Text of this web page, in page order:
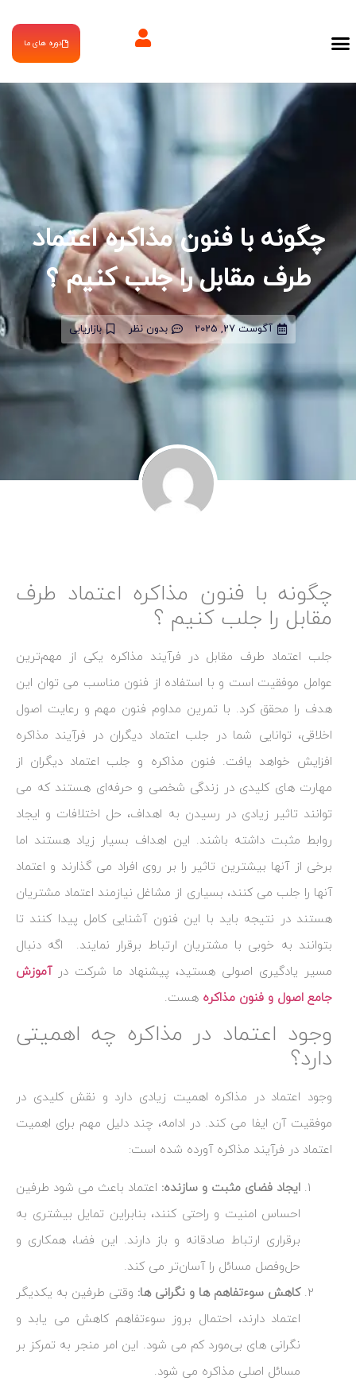
دوره های ما
چگونه با فنون مذاکره اعتماد
طرف مقابل را جلب کنیم ؟
آگوست 27, 2025 بدون نظر بازاریابی
چگونه با فنون مذاکره اعتماد طرف
مقابل را جلب کنیم ؟
جلب اعتماد طرف مقابل در فرآیند مذاکره یکی از مهم‌ترین
عوامل موفقیت است و با استفاده از فنون مناسب می ‌توان این
هدف را محقق کرد. با تمرین مداوم فنون مهم و رعایت اصول
اخلاقی، توانایی شما در جلب اعتماد دیگران در فرآیند مذاکره
افزایش خواهد یافت. فنون مذاکره و جلب اعتماد دیگران از
مهارت‌ های کلیدی در زندگی شخصی و حرفه‌ای هستند که می‌
توانند تاثیر زیادی در رسیدن به اهداف، حل اختلافات و ایجاد
روابط مثبت داشته باشند. این اهداف بسیار زیاد هستند اما
برخی از آنها بیشترین تاثیر را بر روی افراد می گذارند و اعتماد
آنها را جلب می کنند، بسیاری از مشاغل نیازمند اعتماد مشتریان
هستند در نتیجه باید با این فنون آشنایی کامل پیدا کنند تا
بتوانند به خوبی با مشتریان ارتباط برقرار نمایند. اگه دنبال
مسیر یادگیری اصولی هستید، پیشنهاد ما شرکت درآموزش
جامع اصول و فنون مذاکره هست.
وجود اعتماد در مذاکره چه اهمیتی
دارد؟
وجود اعتماد در مذاکره اهمیت زیادی دارد و نقش کلیدی در
موفقیت آن ایفا می ‌کند. در ادامه، چند دلیل مهم برای اهمیت
اعتماد در فرآیند مذاکره آورده شده است:
ایجاد فضای مثبت و سازنده: اعتماد باعث می ‌شود طرفین
احساس امنیت و راحتی کنند، بنابراین تمایل بیشتری به
برقراری ارتباط صادقانه و باز دارند. این فضا، همکاری و
حل‌وفصل مسائل را آسان‌تر می ‌کند.
کاهش سوءتفاهم‌ ها و نگرانی‌ ها: وقتی طرفین به یکدیگر
اعتماد دارند، احتمال بروز سوءتفاهم کاهش می ‌یابد و
نگرانی‌ های بی‌مورد کم می‌ شود. این امر منجر به تمرکز بر
مسائل اصلی مذاکره می ‌شود.